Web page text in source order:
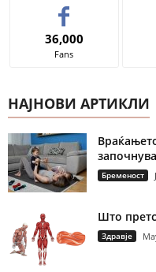
36,000
Fans
НАЈНОВИ АРТИКЛИ
Бременост
Што
Здравје